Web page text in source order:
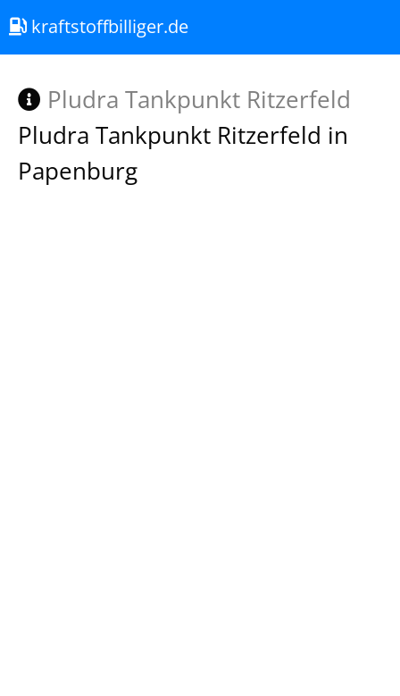
kraftstoffbilliger.de
Pludra Tankpunkt Ritzerfeld
Pludra Tankpunkt Ritzerfeld in
Papenburg